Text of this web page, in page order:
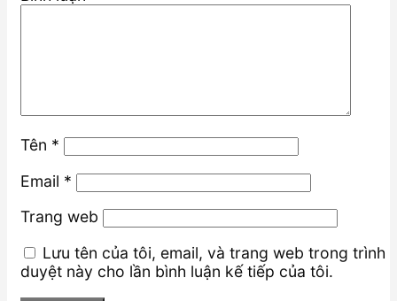
Tên *
Email *
Trang web
Lưu tên của tôi, email, và trang web trong trình
duyệt này cho lần bình luận kế tiếp của tôi.